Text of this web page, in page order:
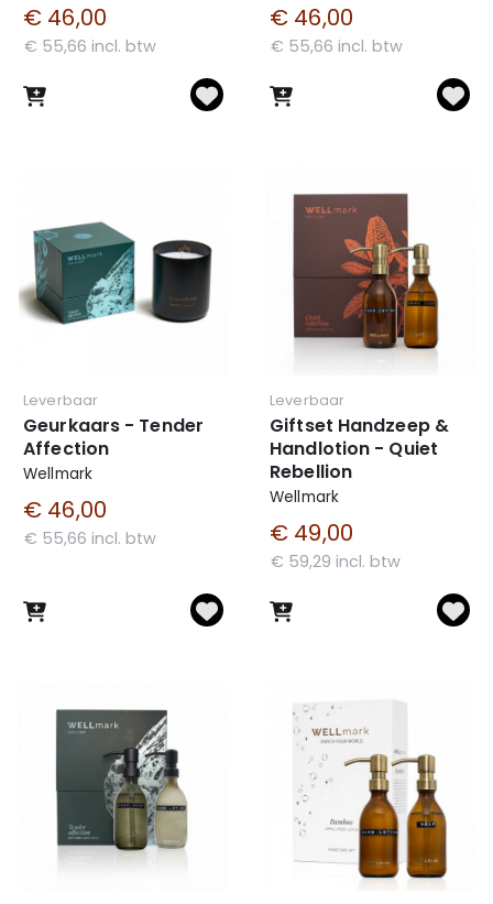
€ 46,00
€ 55,66 incl. btw
€ 46,00
€ 55,66 incl. btw
Leverbaar
Geurkaars - Tender
Affection
Wellmark
€ 46,00
€ 55,66 incl. btw
Leverbaar
Giftset Handzeep &
Handlotion - Quiet
Rebellion
Wellmark
€ 49,00
€ 59,29 incl. btw